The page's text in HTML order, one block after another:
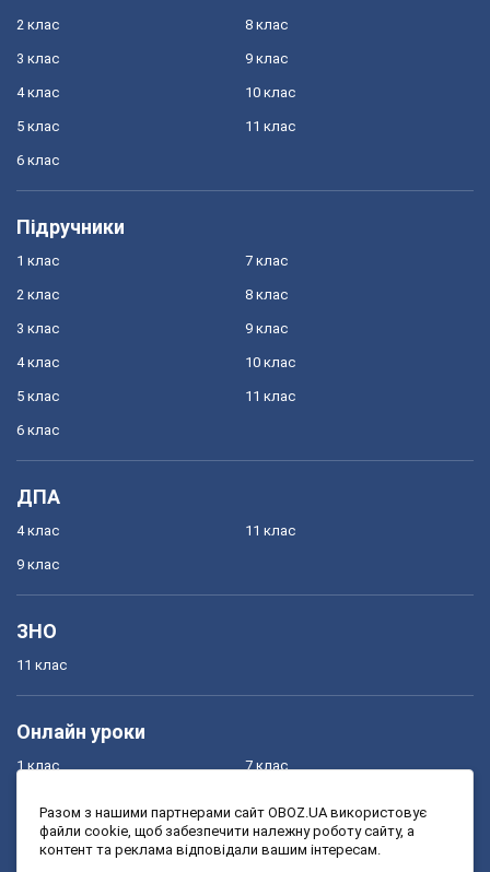
2 клас
3 клас
4 клас
5 клас
6 клас
8 клас
9 клас
10 клас
11 клас
Підручники
1 клас
2 клас
3 клас
4 клас
5 клас
6 клас
7 клас
8 клас
9 клас
10 клас
11 клас
ДПА
4 клас
9 клас
11 клас
ЗНО
11 клас
Онлайн уроки
1 клас
3 клас
7 клас
9 клас
Разом з нашими партнерами сайт OBOZ.UA використовує
файли cookie, щоб забезпечити належну роботу сайту, а
контент та реклама відповідали вашим інтересам.